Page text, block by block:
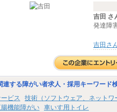
吉田 さ
発達障
吉田さ
連する障がい者求人・採用キーワード
ビス
技術（ソフトウェア、ネットワ
機能障がい 車いす用トイレ